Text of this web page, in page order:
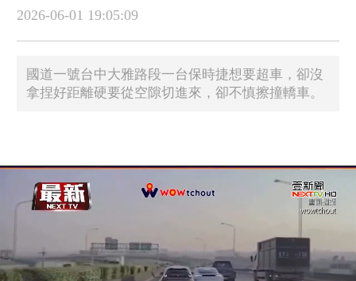
2026-06-01 19:05:09
國道一號台中大雅路段一台保時捷想要超車，卻沒
拿捏好距離硬要從空隙切進來，卻不慎擦撞轎車。